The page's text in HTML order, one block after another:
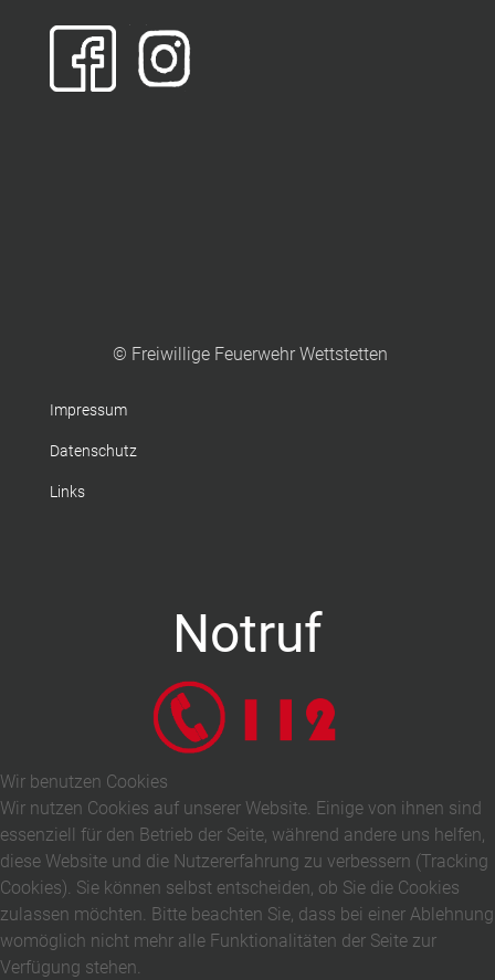
© Freiwillige Feuerwehr Wettstetten
Impressum
Datenschutz
Links
Notruf
Wir benutzen Cookies
Wir nutzen Cookies auf unserer Website. Einige von ihnen sind
essenziell für den Betrieb der Seite, während andere uns helfen,
diese Website und die Nutzererfahrung zu verbessern (Tracking
Cookies). Sie können selbst entscheiden, ob Sie die Cookies
zulassen möchten. Bitte beachten Sie, dass bei einer Ablehnung
womöglich nicht mehr alle Funktionalitäten der Seite zur
Verfügung stehen.